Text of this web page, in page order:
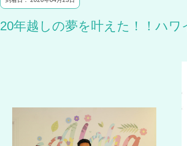
20年越しの夢を叶えた！！ハワ